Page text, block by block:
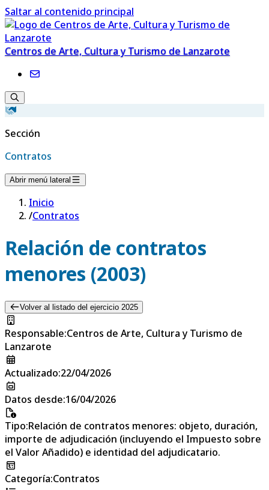
Saltar al contenido principal
Centros de Arte, Cultura y Turismo de Lanzarote
Sección
Contratos
Abrir menú lateral
Inicio
/Contratos
Relación de contratos
menores (2003)
Volver al listado del ejercicio 2025
Responsable:Centros de Arte, Cultura y Turismo de
Lanzarote
Actualizado:22/04/2026
Datos desde:16/04/2026
Tipo:Relación de contratos menores: objeto, duración,
importe de adjudicación (incluyendo el Impuesto sobre
el Valor Añadido) e identidad del adjudicatario.
Categoría:Contratos